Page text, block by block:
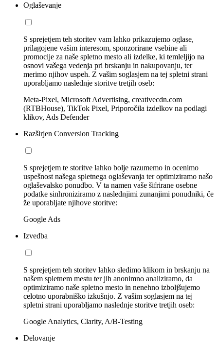
Oglaševanje
S sprejetjem teh storitev vam lahko prikazujemo oglase,
prilagojene vašim interesom, sponzorirane vsebine ali
promocije za naše spletno mesto ali izdelke, ki temleljijo na
osnovi vašega vedenja pri brskanju in nakupovanju, ter
merimo njihov uspeh. Z vašim soglasjem na tej spletni strani
uporabljamo naslednje storitve tretjih oseb:
Meta-Pixel, Microsoft Advertising, creativecdn.com
(RTBHouse), TikTok Pixel, Priporočila izdelkov na podlagi
klikov, Ads Defender
Razširjen Conversion Tracking
S sprejetjem te storitve lahko bolje razumemo in ocenimo
uspešnost našega spletnega oglaševanja ter optimiziramo našo
oglaševalsko ponudbo. V ta namen vaše šifrirane osebne
podatke sinhroniziramo z naslednjimi zunanjimi ponudniki, če
že uporabljate njihove storitve:
Google Ads
Izvedba
S sprejetjem teh storitev lahko sledimo klikom in brskanju na
našem spletnem mestu ter jih anonimno analiziramo, da
optimiziramo naše spletno mesto in nenehno izboljšujemo
celotno uporabniško izkušnjo. Z vašim soglasjem na tej
spletni strani uporabljamo naslednje storitve tretjih oseb:
Google Analytics, Clarity, A/B-Testing
Delovanje